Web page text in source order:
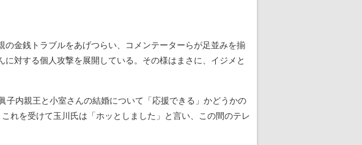
の金銭トラブルをあげつらい、コメンテーターらが足並みを揃
対する個人攻撃を展開している。その様はまさに、イジメと
子内親王と小室さんの結婚について「応援できる」かどうかの
れを受けて玉川氏は「ホッとしました」と言い、この間のテレ